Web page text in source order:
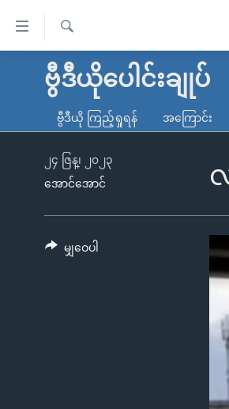
လွယ်ကူ
သည့်
မူလစာမျက်နှာ
ကမ္ဘာ့သတင်းများ
နိုင်ငံတကာ
အမေရိကန်
တရုတ်
အစ္စရေး-ပါလက်စတိုင်း
သတင်းလွတ်လပ်ခွင့်
ရပ်ဝန်းတခု လမ်းတခု အလွန်
အင်္ဂလိပ်စာလေ့လာမယ်
ရှာဖွေ
ရ
ဗွီဒီယိုပေါင်းချုပ်
ဗွီဒီယို ကြည့်ရှုရန် အကြောင်း
၂၄ ဇြန္၊ ၂၀၂၃
အောင်အောင်
မျှဝေပါ